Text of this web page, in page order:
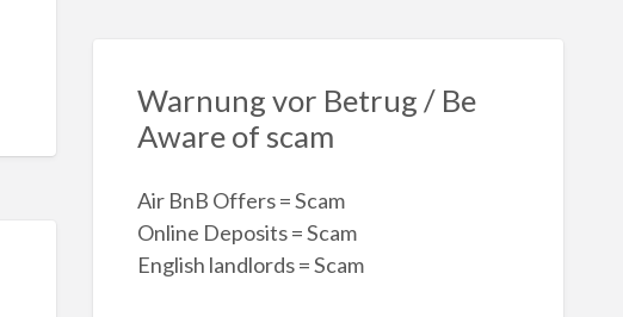
Warnung vor Betrug / Be
Aware of scam
Air BnB Offers = Scam
Online Deposits = Scam
English landlords = Scam